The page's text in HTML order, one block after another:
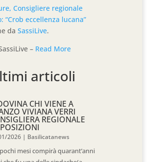
Consigliere regionale
“Crob eccellenza lucana”
daSassiLive.
– Read More
articoli
CHI VIENE A
VIVIANA VERRI
REGIONALE
2026 | Basilicatanews
mesi compirà quarant’anni